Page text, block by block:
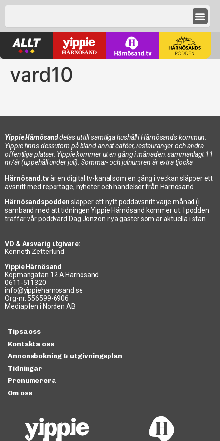
vard10
Yippie Härnösanddelas ut till samtliga hushåll i Härnösands kommun.
Yippie finns dessutom på bland annat caféer, restauranger och andra
offentliga platser. Yippie kommer ut en gång i månaden, sammanlagt 11
nr/år (uppehåll under juli). Sommar- och julnumren är extra tjocka.
Härnösand.tvär en digital tv-kanal som en gång i veckan släpper ett
avsnitt med reportage, nyheter och händelser från Härnösand.
Härnösandspoddensläpper ett nytt poddavsnitt varje månad (i
samband med att tidningen Yippie Härnösand kommer ut. I podden
träffar vår poddvärd Dag Jonzon nya gäster som är aktuella i stan.
VD & Ansvarig utgivare:
Kenneth Zetterlund
Yippie Härnösand
Köpmangatan 12 A Härnösand
0611-511320
info@yippieharnosand.se
Org-nr: 556599-6906
Mediapilen i Norden AB
Tipsa oss
Kontakta oss
Annonsbokning & utgivningsplan
Tidningar
Prenumerera
Om oss